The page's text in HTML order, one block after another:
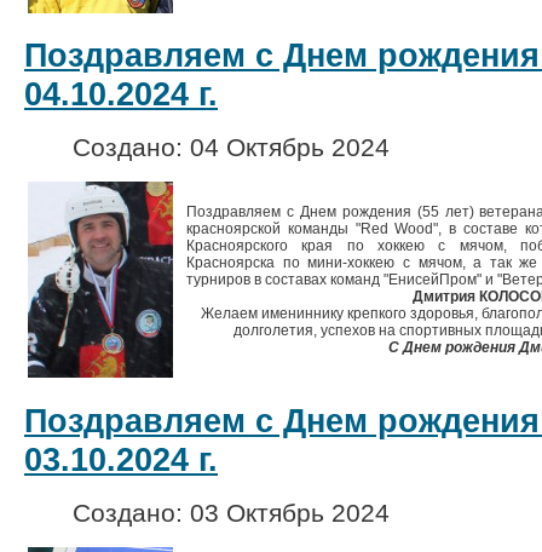
Поздравляем с Днем
04.10.2024 г.
Создано: 04 Октябрь 2024
Поздравляем с Днем рождения (55 лет)
красноярской команды "Red Wood", в составе
Красноярского края по хоккею с мячом,
Красноярска по мини-хоккею с мячом, а так
турниров в составах команд "ЕнисейПром" и
Дмитрия
Желаем имениннику крепкого здоровья,
долголетия, успехов на спортивных
С Днем рождения
Поздравляем с Днем
03.10.2024 г.
Создано: 03 Октябрь 2024